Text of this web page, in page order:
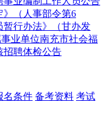
（人事部令第6
暂行办法》（甘办发
业单位南充市社会福
招聘体检公告
名条件 备考资料 考试